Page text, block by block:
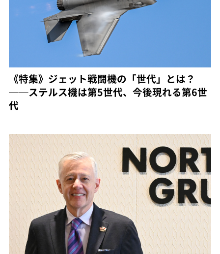
《特集》ジェット戦闘機の「世代」とは？
──ステルス機は第5世代、今後現れる第6世
代